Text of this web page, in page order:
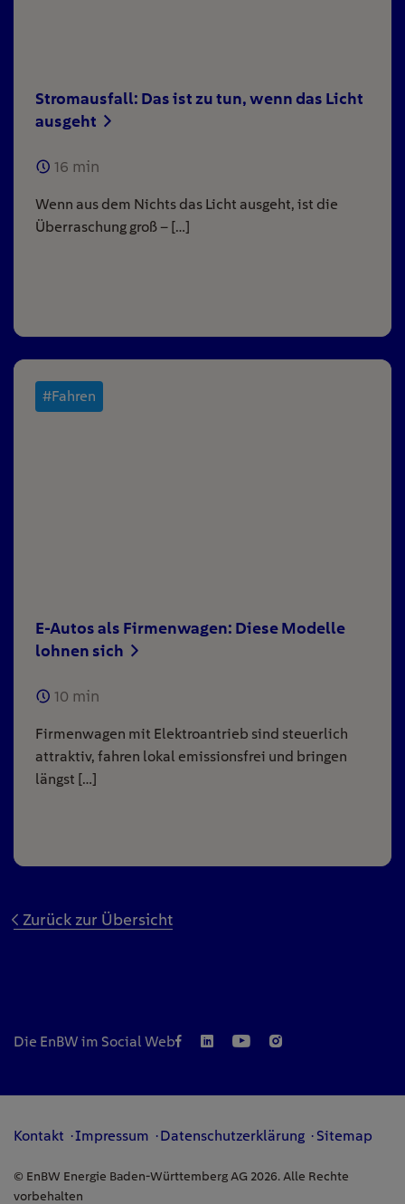
Stromausfall: Das ist zu tun, wenn das Licht
ausgeht
16 min
Wenn aus dem Nichts das Licht ausgeht, ist die
Überraschung groß – […]
#Fahren
E-Autos als Firmenwagen: Diese Modelle
lohnen sich
10 min
Firmenwagen mit Elektroantrieb sind steuerlich
attraktiv, fahren lokal emissionsfrei und bringen
längst […]
Zurück zur Übersicht
Die EnBW im Social Web
Kontakt Impressum Datenschutzerklärung Sitemap
© EnBW Energie Baden-Württemberg AG 2026. Alle Rechte
vorbehalten